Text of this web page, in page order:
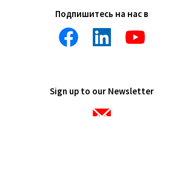
Подпишитесь на нас в
Sign up to our Newsletter